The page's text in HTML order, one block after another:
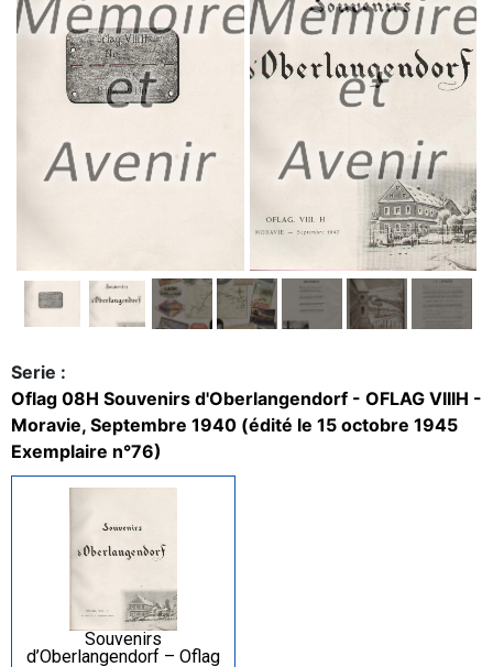
Serie :
Oflag 08H Souvenirs d'Oberlangendorf - OFLAG VIIIH -
Moravie, Septembre 1940 (édité le 15 octobre 1945
Exemplaire n°76)
Souvenirs
d’Oberlangendorf – Oflag